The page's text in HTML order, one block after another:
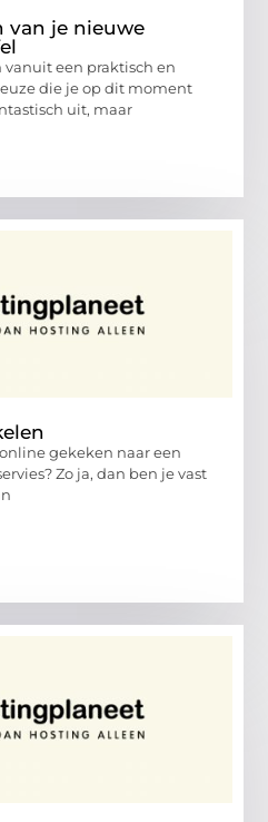
van je nieuwe
een praktisch en
die je op dit moment
uit, maar
gekeken naar een
Zo ja, dan ben je vast